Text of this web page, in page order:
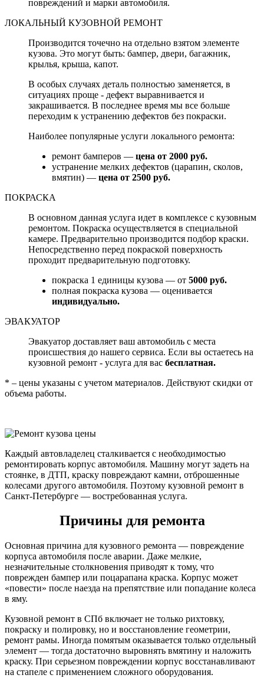
повреждений и марки автомобиля.
ЛОКАЛЬНЫЙ КУЗОВНОЙ РЕМОНТ
Производится точечно на отдельно взятом элементе
кузова. Это могут быть: бампер, двери, багажник,
крылья, крыша, капот.
В особых случаях деталь полностью заменяется, в
ситуациях проще - дефект выравнивается и
закрашивается. В последнее время мы все больше
переходим к устранению дефектов без покраски.
Наиболее популярные услуги локального ремонта:
ремонт бамперов — цена от 2000 руб.
устранение мелких дефектов (царапин, сколов,
вмятин) — цена от 2500 руб.
ПОКРАСКА
В основном данная услуга идет в комплексе с кузовным
ремонтом. Покраска осуществляется в специальной
камере. Предварительно производится подбор краски.
Непосредственно перед покраской поверхность
проходит предварительную подготовку.
покраска 1 единицы кузова — от 5000 руб.
полная покраска кузова — оценивается
индивидуально.
ЭВАКУАТОР
Эвакуатор доставляет ваш автомобиль с места
происшествия до нашего сервиса. Если вы остаетесь на
кузовной ремонт - услуга для вас бесплатная.
* – цены указаны с учетом материалов. Действуют скидки от
объема работы.
Каждый автовладелец сталкивается с необходимостью
ремонтировать корпус автомобиля. Машину могут задеть на
стоянке, в ДТП, краску повреждают камни, отброшенные
колесами другого автомобиля. Поэтому кузовной ремонт в
Санкт-Петербурге — востребованная услуга.
Причины для ремонта
Основная причина для кузовного ремонта — повреждение
корпуса автомобиля после аварии. Даже мелкие,
незначительные столкновения приводят к тому, что
поврежден бампер или поцарапана краска. Корпус может
«повести» после наезда на препятствие или попадание колеса
в яму.
Кузовной ремонт в СПб включает не только рихтовку,
покраску и полировку, но и восстановление геометрии,
ремонт рамы. Иногда помятым оказывается только отдельный
элемент — тогда достаточно выровнять вмятину и наложить
краску. При серьезном повреждении корпус восстанавливают
на стапеле с применением сложного оборудования.